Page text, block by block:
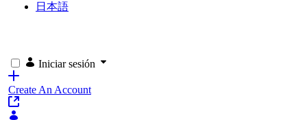
日本語
Iniciar sesión
Create An Account